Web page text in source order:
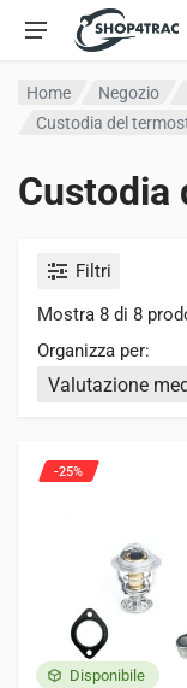
Vai al contenuto
Home Negozio
Custodia del
Custodia
Filtri
Mostra 8 di 8
Organizza per:
Disponibile
-25%